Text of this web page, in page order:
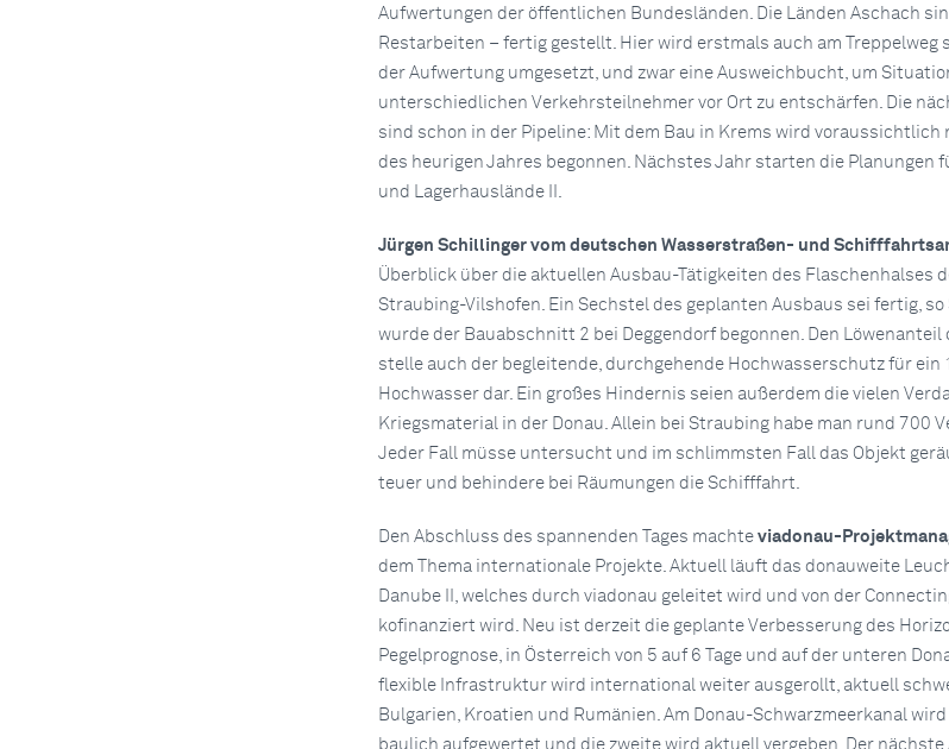
Aufwertungen der öffentlichen Bundesländen. Die Länden Aschach
Restarbeiten – fertig gestellt. Hier wird erstmals auch am Treppelweg
der Aufwertung umgesetzt, und zwar eine Ausweichbucht, um
unterschiedlichen Verkehrsteilnehmer vor Ort zu entschärfen. Die
sind schon in der Pipeline: Mit dem Bau in Krems wird voraussichtlich
des heurigen Jahres begonnen. Nächstes Jahr starten die Planungen
und Lagerhauslände II.
Jürgen Schillinger vom deutschen Wasserstraßen- und
Überblick über die aktuellen Ausbau-Tätigkeiten des Flaschenhalses
Straubing-Vilshofen. Ein Sechstel des geplanten Ausbaus sei fertig,
wurde der Bauabschnitt 2 bei Deggendorf begonnen. Den Löwenanteil
stelle auch der begleitende, durchgehende Hochwasserschutz für ein
Hochwasser dar. Ein großes Hindernis seien außerdem die vielen
Kriegsmaterial in der Donau. Allein bei Straubing habe man rund 700
Jeder Fall müsse untersucht und im schlimmsten Fall das Objekt
teuer und behindere bei Räumungen die Schifffahrt.
Den Abschluss des spannenden Tages machte viadonau-
dem Thema internationale Projekte. Aktuell läuft das donauweite
Danube II, welches durch viadonau geleitet wird und von der
kofinanziert wird. Neu ist derzeit die geplante Verbesserung des
Pegelprognose, in Österreich von 5 auf 6 Tage und auf der unteren
flexible Infrastruktur wird international weiter ausgerollt, aktuell
Bulgarien, Kroatien und Rumänien. Am Donau-Schwarzmeerkanal
baulich aufgewertet und die zweite wird aktuell vergeben. Der